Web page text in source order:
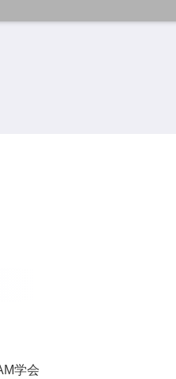
学会